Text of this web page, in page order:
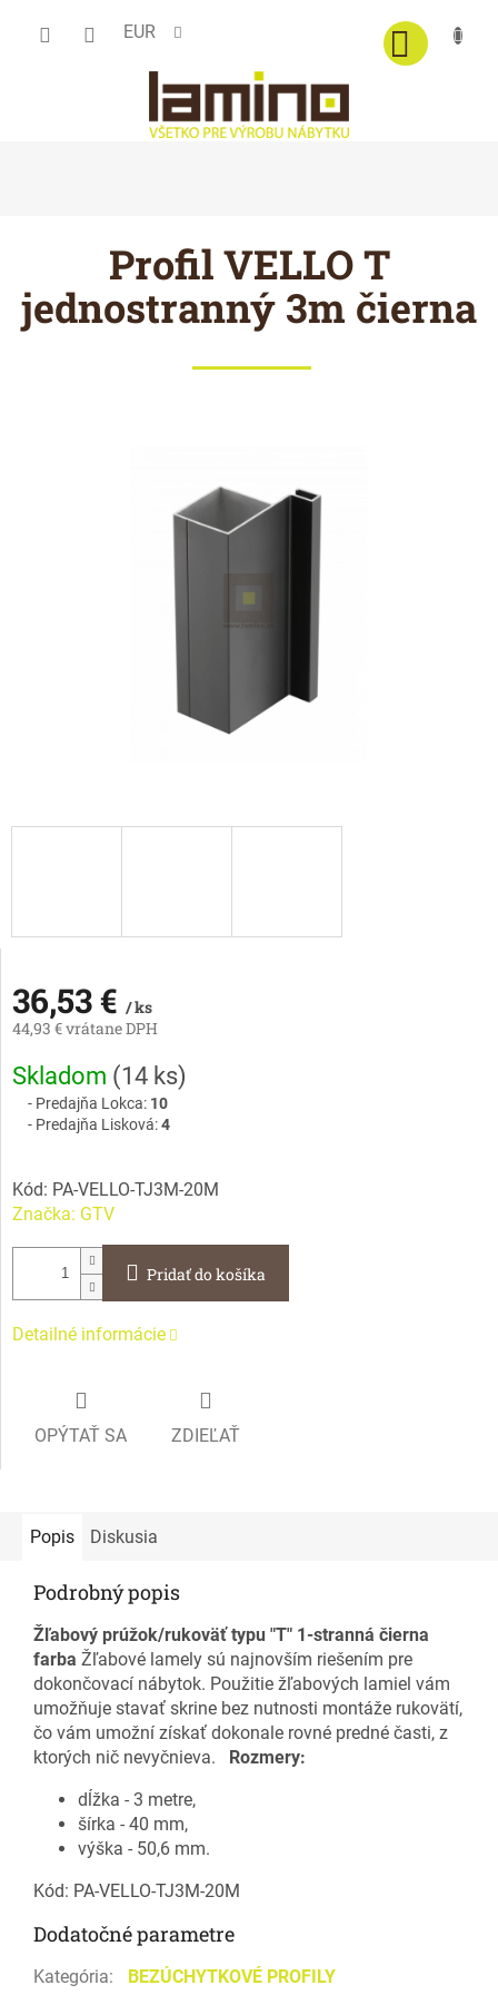
EUR
Profil VELLO T
jednostranný 3m čierna
36,53 € / ks
44,93 € vrátane DPH
Jednotková
cena:
Skladom (14 ks)
Predajňa Lokca: 10
Predajňa Lisková:4
Kód: PA-VELLO-TJ3M-20M
Značka: GTV
Pridať do košíka
Detailné informácie
OPÝTAŤ SA ZDIEĽAŤ
Popis Diskusia
Podrobný popis
Žľabový prúžok/rukoväť typu "T" 1-stranná čierna
farba Žľabové lamely sú najnovším riešením pre
dokončovací nábytok. Použitie žľabových lamiel vám
umožňuje stavať skrine bez nutnosti montáže rukovätí,
čo vám umožní získať dokonale rovné predné časti, z
ktorých nič nevyčnieva. Rozmery:
dĺžka - 3 metre,
šírka - 40 mm,
výška - 50,6 mm.
Kód: PA-VELLO-TJ3M-20M
Dodatočné parametre
Kategória:
BEZÚCHYTKOVÉ PROFILY